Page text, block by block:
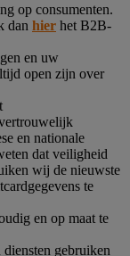
op consumenten.
dan hier het B2B-
en uw
open zijn over
en nationale
dat veiligheid
wij de nieuwste
te
en op maat te
gebruiken